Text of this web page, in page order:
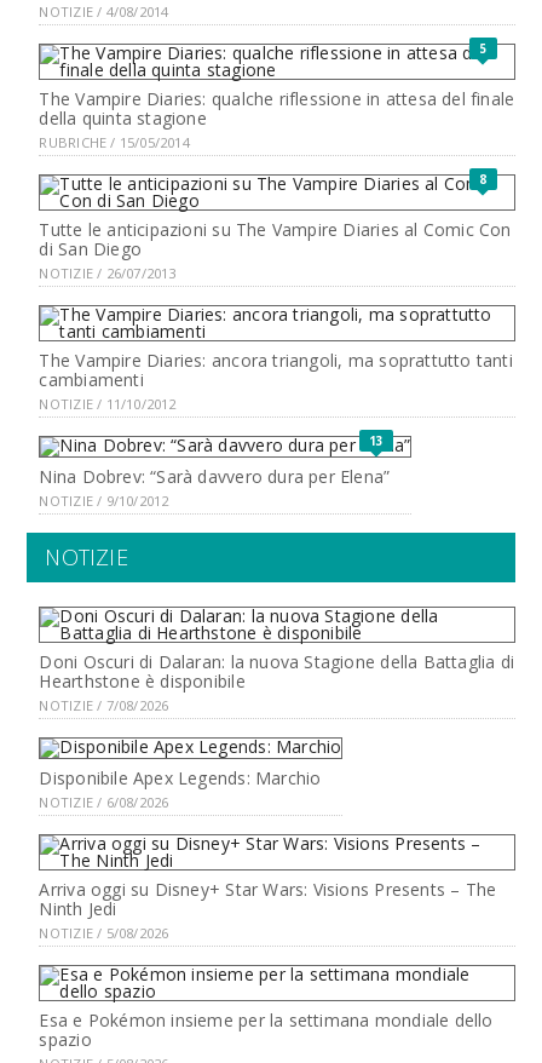
NOTIZIE / 4/08/2014
5
The Vampire Diaries: qualche riflessione in attesa del finale
della quinta stagione
RUBRICHE / 15/05/2014
8
Tutte le anticipazioni su The Vampire Diaries al Comic Con
di San Diego
NOTIZIE / 26/07/2013
The Vampire Diaries: ancora triangoli, ma soprattutto tanti
cambiamenti
NOTIZIE / 11/10/2012
13
Nina Dobrev: “Sarà davvero dura per Elena”
NOTIZIE / 9/10/2012
NOTIZIE
Doni Oscuri di Dalaran: la nuova Stagione della Battaglia di
Hearthstone è disponibile
NOTIZIE / 7/08/2026
Disponibile Apex Legends: Marchio
NOTIZIE / 6/08/2026
Arriva oggi su Disney+ Star Wars: Visions Presents – The
Ninth Jedi
NOTIZIE / 5/08/2026
Esa e Pokémon insieme per la settimana mondiale dello
spazio